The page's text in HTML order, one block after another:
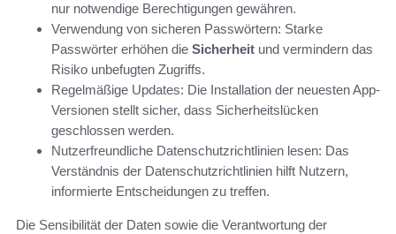
nur notwendige Berechtigungen gewähren.
Verwendung von sicheren Passwörtern: Starke
Passwörter erhöhen die Sicherheit und vermindern das
Risiko unbefugten Zugriffs.
Regelmäßige Updates: Die Installation der neuesten App-
Versionen stellt sicher, dass Sicherheitslücken
geschlossen werden.
Nutzerfreundliche Datenschutzrichtlinien lesen: Das
Verständnis der Datenschutzrichtlinien hilft Nutzern,
informierte Entscheidungen zu treffen.
Die Sensibilität der Daten sowie die Verantwortung der